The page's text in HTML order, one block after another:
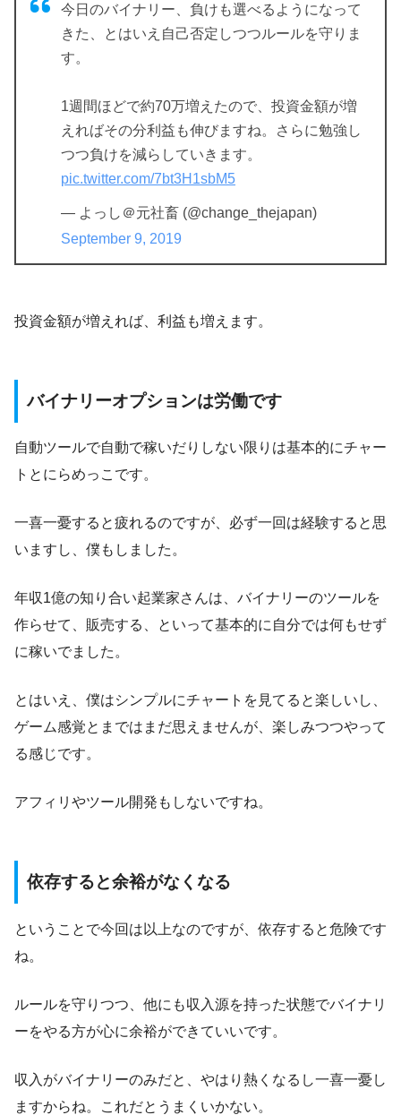
今日のバイナリー、負けも選べるようになって
きた、とはいえ自己否定しつつルールを守りま
す。
1週間ほどで約70万増えたので、投資金額が増
えればその分利益も伸びますね。さらに勉強し
つつ負けを減らしていきます。
pic.twitter.com/7bt3H1sbM5
— よっし＠元社畜 (@change_thejapan)
September 9, 2019
投資金額が増えれば、利益も増えます。
バイナリーオプションは労働です
自動ツールで自動で稼いだりしない限りは基本的にチャー
トとにらめっこです。
一喜一憂すると疲れるのですが、必ず一回は経験すると思
いますし、僕もしました。
年収1億の知り合い起業家さんは、バイナリーのツールを
作らせて、販売する、といって基本的に自分では何もせず
に稼いでました。
とはいえ、僕はシンプルにチャートを見てると楽しいし、
ゲーム感覚とまではまだ思えませんが、楽しみつつやって
る感じです。
アフィリやツール開発もしないですね。
依存すると余裕がなくなる
ということで今回は以上なのですが、依存すると危険です
ね。
ルールを守りつつ、他にも収入源を持った状態でバイナリ
ーをやる方が心に余裕ができていいです。
収入がバイナリーのみだと、やはり熱くなるし一喜一憂し
ますからね。これだとうまくいかない。